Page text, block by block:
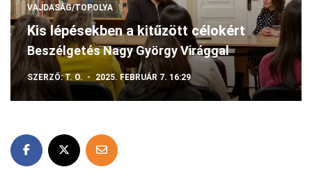
VAJDASÁG/TOPOLYA
Kis lépésekben a kitűzött célokért
Beszélgetés Nagy György Virággal
SZERZŐ:T. O. 2025. FEBRUÁR 7. 16:29